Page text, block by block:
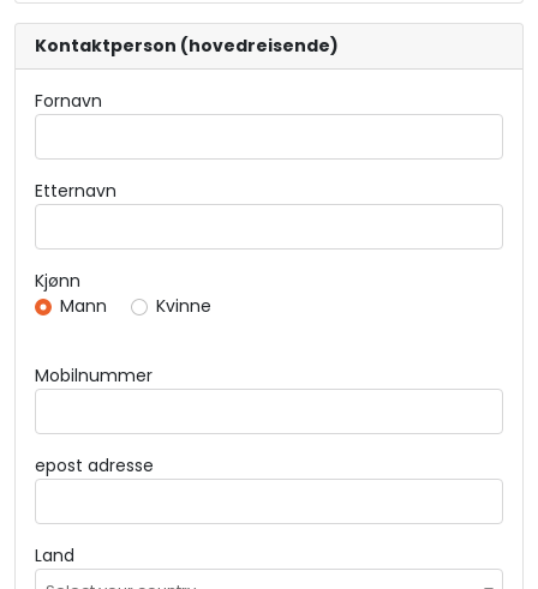
Kontaktperson (hovedreisende)
Fornavn
Etternavn
Kjønn
Mann
Kvinne
Mobilnummer
epost adresse
Land